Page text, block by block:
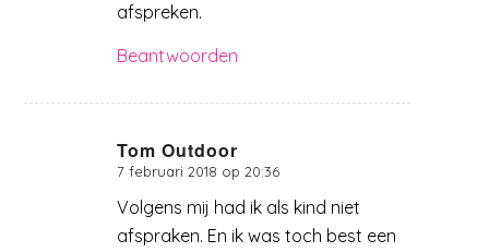
afspreken.
Beantwoorden
Tom Outdoor
zegt:
7 februari 2018 op 20:36
Volgens mij had ik als kind niet
afspraken. En ik was toch best een